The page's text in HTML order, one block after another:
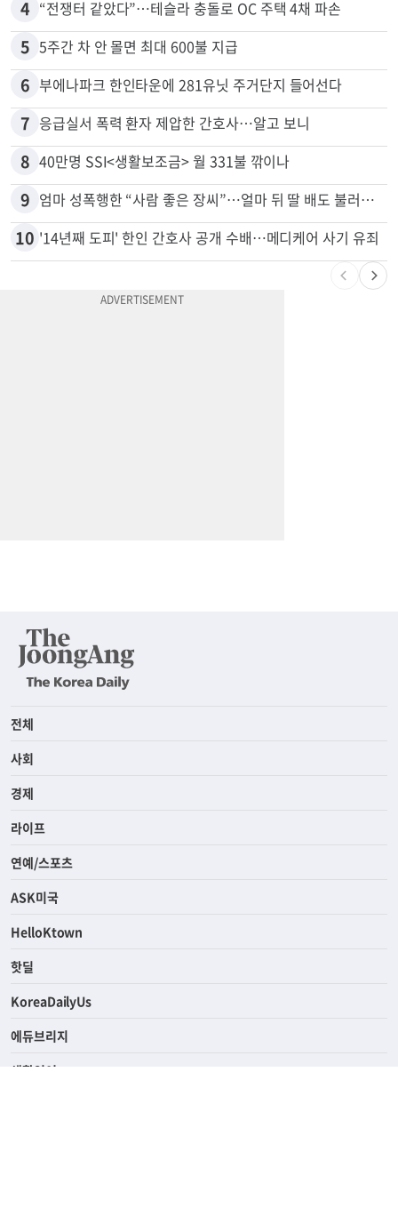
3 김원석 투자 사기 논란 고발 영상 파장
4 “전쟁터 같았다”…테슬라 충돌로 OC 주택 4채 파손
5 5주간 차 안 몰면 최대 600불 지급
6 부에나파크 한인타운에 281유닛 주거단지 들어선다
7 응급실서 폭력 환자 제압한 간호사…알고 보니
8 40만명 SSI<생활보조금> 월 331불 깎이나
9 엄마 성폭행한 “사람 좋은 장씨”…얼마 뒤 딸 배도 불러왔다
'14년째 도피' 한인 간호사 공개 수배…메디케어 사기 유죄
전체
사회
경제
라이프
연예/스포츠
ASK미국
HelloKtown
핫딜
KoreaDailyUs